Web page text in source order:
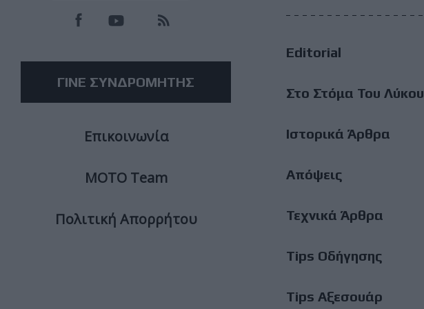
ΓΙΝΕ ΣΥΝΔΡΟΜΗΤΗΣ
Επικοινωνία
ΜΟΤΟ Team
Πολιτική Απορρήτου
Main
Menu
Editorial
Στο Στόμα Του Λύκου
Ιστορικά Άρθρα
Απόψεις
Τεχνικά Άρθρα
Tips Οδήγησης
Tips Αξεσουάρ